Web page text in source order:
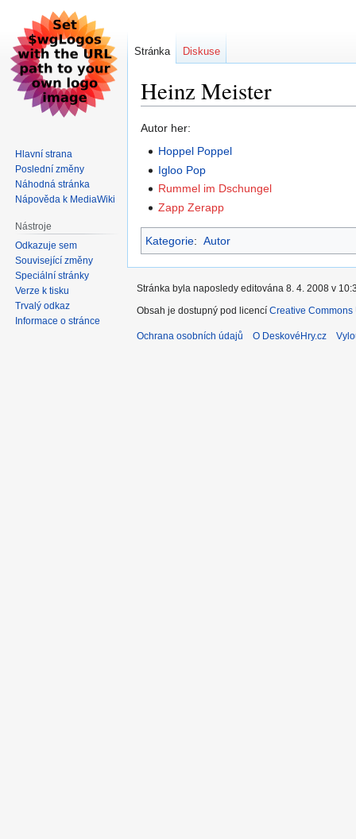
Heinz Meister
Skočit
Skočit
Autor her:
Hoppel Poppel
Igloo Pop
Rummel im Dschungel
Zapp Zerapp
Kategorie: Autor
Stránka Diskuse
Hlavní strana
Poslední změny
Náhodná stránka
Nápověda k MediaWiki
Nástroje
Odkazuje sem
Související změny
Speciální stránky
Verze k tisku
Trvalý odkaz
Informace o stránce
Stránka byla naposledy editována 8. 4. 2008 v
Obsah je dostupný pod licencí Creative
Ochrana osobních údajů O DeskovéHry.cz